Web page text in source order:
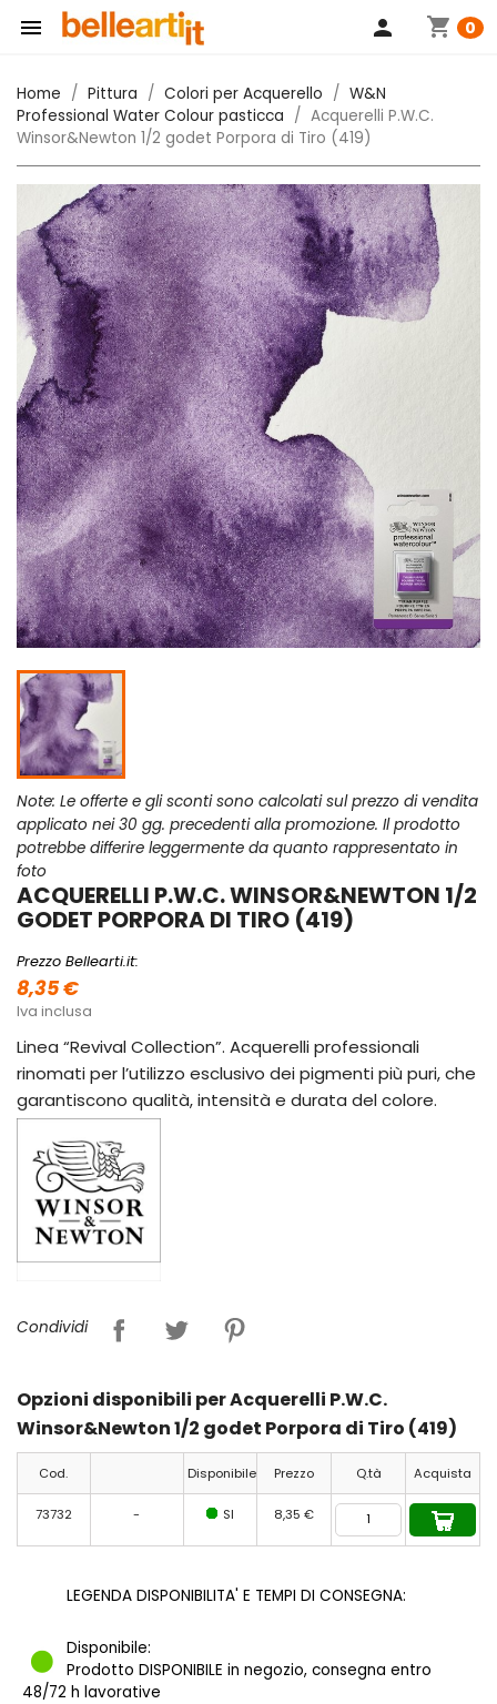
 shopping_cart 0
person
Home Pittura Colori per Acquerello
W&N
Professional Water Colour pasticca
Acquerelli P.W.C.
Winsor&Newton 1/2 godet Porpora di Tiro (419)
Note: Le offerte e gli sconti sono calcolati sul prezzo di vendita
applicato nei 30 gg. precedenti alla promozione. Il prodotto
potrebbe differire leggermente da quanto rappresentato in
foto
ACQUERELLI P.W.C. WINSOR&NEWTON 1/2
GODET PORPORA DI TIRO (419)
Prezzo Bellearti.it:
8,35 €
Iva inclusa
Linea “Revival Collection”. Acquerelli professionali
rinomati per l’utilizzo esclusivo dei pigmenti più puri, che
garantiscono qualità, intensità e durata del colore.
Condividi
Opzioni disponibili per Acquerelli P.W.C.
Winsor&Newton 1/2 godet Porpora di Tiro (419)
Cod. Disponibile Prezzo Q.tà Acquista
73732 - SI 8,35 €
LEGENDA DISPONIBILITA' E TEMPI DI CONSEGNA:
Disponibile:
Prodotto DISPONIBILE in negozio, consegna entro
48/72 h lavorative